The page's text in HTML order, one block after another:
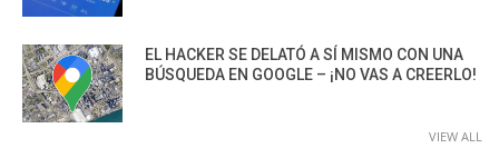
EL HACKER SE DELATÓ A SÍ MISMO CON UNA
BÚSQUEDA EN GOOGLE – ¡NO VAS A CREERLO!
VIEW ALL